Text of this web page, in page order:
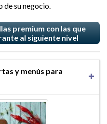
de su negocio.
premium con las que
al siguiente nivel
y menús para